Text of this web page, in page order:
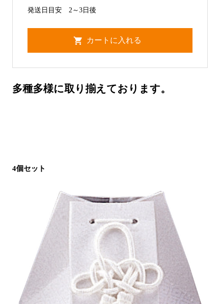
発送日目安 2～3日後
多種多様に取り揃えております。
4個セット